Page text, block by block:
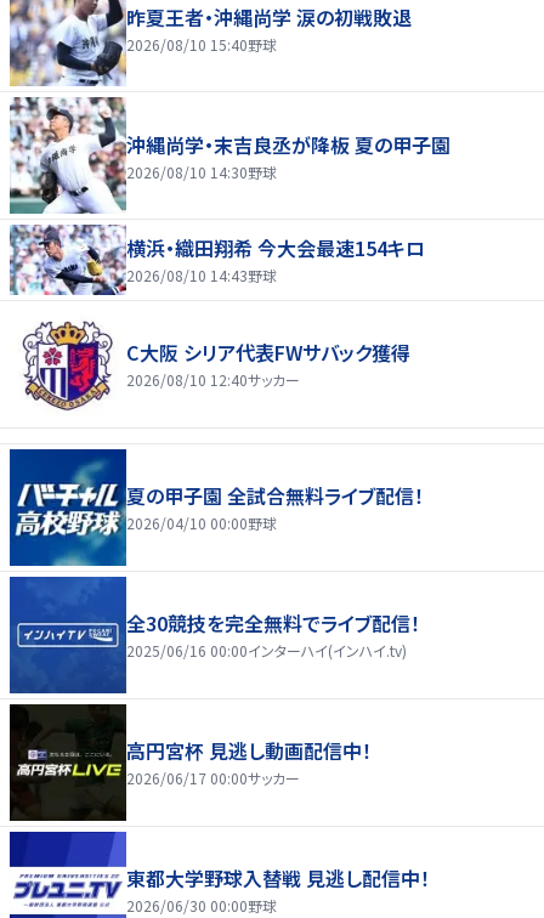
昨夏王者・沖縄尚学 涙の初戦敗退
2026/08/10 15:40野球
沖縄尚学・末吉良丞が降板 夏の甲子園
2026/08/10 14:30野球
横浜・織田翔希 今大会最速154キロ
2026/08/10 14:43野球
C大阪 シリア代表FWサバック獲得
2026/08/10 12:40サッカー
夏の甲子園 全試合無料ライブ配信！
2026/04/10 00:00野球
全30競技を完全無料でライブ配信！
2025/06/16 00:00インターハイ(インハイ.tv)
高円宮杯 見逃し動画配信中！
2026/06/17 00:00サッカー
東都大学野球入替戦 見逃し配信中！
2026/06/30 00:00野球